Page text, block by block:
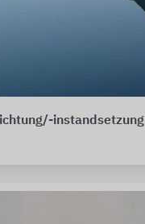
instandsetzung